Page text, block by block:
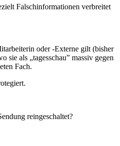
Falschinformationen verbreitet
oder -Externe gilt (bisher
sie als „tagesschau” massiv gegen
Fach.
reingeschaltet?